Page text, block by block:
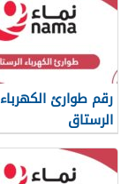
رقم طوارئ الكهرباء
الرستاق